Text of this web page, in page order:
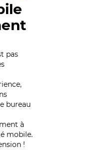
pas
bureau
à
mobile.
!